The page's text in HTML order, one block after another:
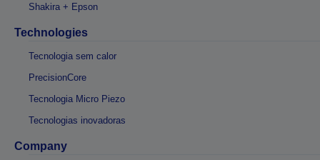
Shakira + Epson
Technologies
Tecnologia sem calor
PrecisionCore
Tecnologia Micro Piezo
Tecnologias inovadoras
Company